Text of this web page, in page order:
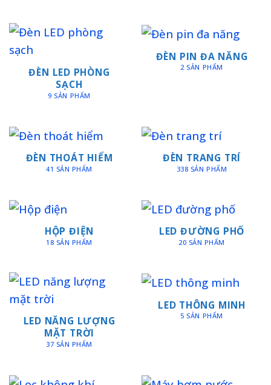
ĐÈN LED PHÒNG
SẠCH
9 SẢN PHẨM
ĐÈN PIN ĐA NĂNG
2 SẢN PHẨM
ĐÈN THOÁT HIỂM
41 SẢN PHẨM
ĐÈN TRANG TRÍ
338 SẢN PHẨM
HỘP ĐIỆN
18 SẢN PHẨM
LED ĐƯỜNG PHỐ
20 SẢN PHẨM
LED NĂNG LƯỢNG
MẶT TRỜI
37 SẢN PHẨM
LED THÔNG MINH
5 SẢN PHẨM